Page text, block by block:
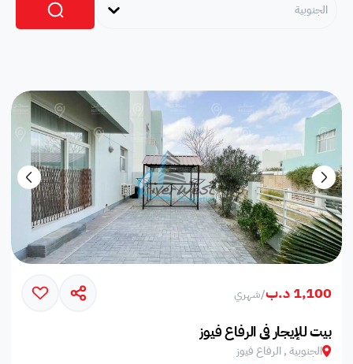
الجنوبية
1,100 د.ب /شهري
بيت للإيجار في الرفاع فيوز
الجنوبية , الرفاع فيوز